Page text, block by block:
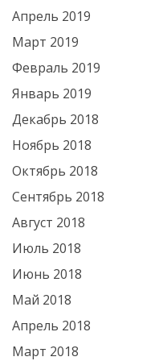
Апрель 2019
Март 2019
Февраль 2019
Январь 2019
Декабрь 2018
Ноябрь 2018
Октябрь 2018
Сентябрь 2018
Август 2018
Июль 2018
Июнь 2018
Май 2018
Апрель 2018
Март 2018